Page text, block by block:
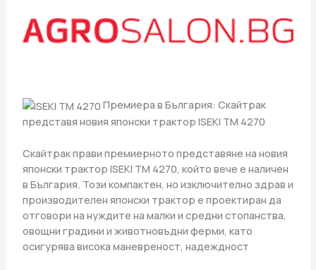
Премиера в България: Скайтрак
представя новия японски трактор ISEKI TM 4270
Скайтрак прави премиерното представяне на новия
японски трактор ISEKI TM 4270, който вече е наличен
в България. Този компактен, но изключително здрав и
производителен японски трактор е проектиран да
отговори на нуждите на малки и средни стопанства,
овощни градини и животновъдни ферми, като
осигурява висока маневреност, надеждност